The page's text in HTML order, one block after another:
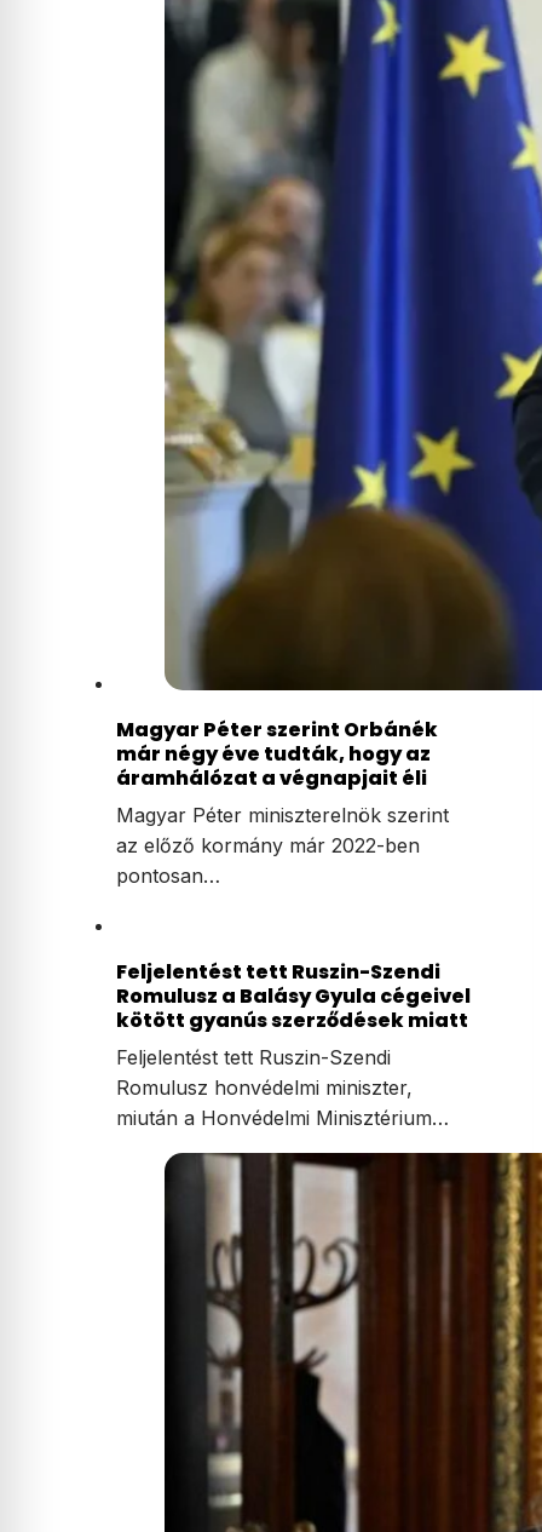
Magyar Péter szerint Orbánék
már négy éve tudták, hogy az
áramhálózat a végnapjait éli
Magyar Péter miniszterelnök szerint
az előző kormány már 2022-ben
pontosan…
Feljelentést tett Ruszin-Szendi
Romulusz a Balásy Gyula cégeivel
kötött gyanús szerződések miatt
Feljelentést tett Ruszin-Szendi
Romulusz honvédelmi miniszter,
miután a Honvédelmi Minisztérium…